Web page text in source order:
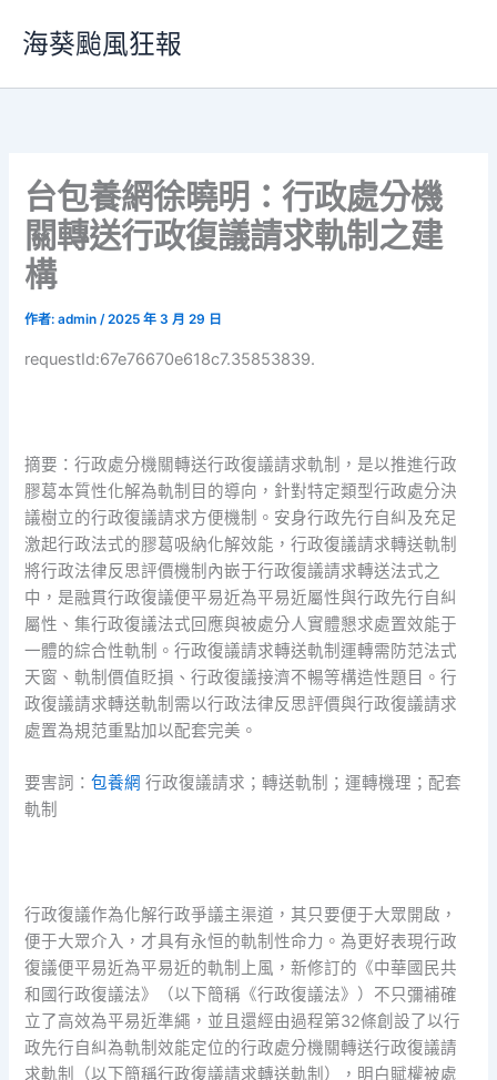
要
海葵颱風狂報
台包養網徐曉明：行政處分機
關轉送行政復議請求軌制之建
構
作者:admin/2025 年 3 月 29 日
requestId:67e76670e618c7.35853839.
摘要：行政處分機關轉送行政復議請求軌制，是以推進行政
膠葛本質性化解為軌制目的導向，針對特定類型行政處分決
議樹立的行政復議請求方便機制。安身行政先行自糾及充足
激起行政法式的膠葛吸納化解效能，行政復議請求轉送軌制
將行政法律反思評價機制內嵌于行政復議請求轉送法式之
中，是融貫行政復議便平易近為平易近屬性與行政先行自糾
屬性、集行政復議法式回應與被處分人實體懇求處置效能于
一體的綜合性軌制。行政復議請求轉送軌制運轉需防范法式
天窗、軌制價值貶損、行政復議接濟不暢等構造性題目。行
政復議請求轉送軌制需以行政法律反思評價與行政復議請求
處置為規范重點加以配套完美。
要害詞：包養網 行政復議請求；轉送軌制；運轉機理；配套
軌制
行政復議作為化解行政爭議主渠道，其只要便于大眾開啟，
便于大眾介入，才具有永恒的軌制性命力。為更好表現行政
復議便平易近為平易近的軌制上風，新修訂的《中華國民共
和國行政復議法》（以下簡稱《行政復議法》）不只彌補確
立了高效為平易近準繩，並且還經由過程第32條創設了以行
政先行自糾為軌制效能定位的行政處分機關轉送行政復議請
求軌制（以下簡稱行政復議請求轉送軌制），明白賦權被處